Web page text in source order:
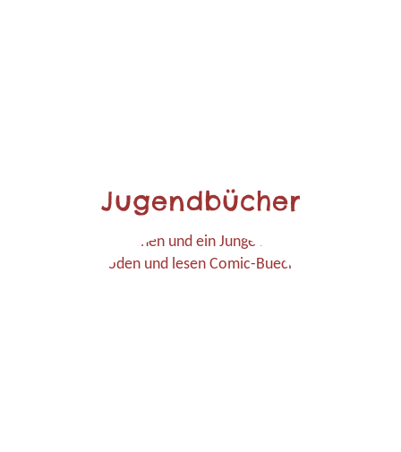
Jugendbücher